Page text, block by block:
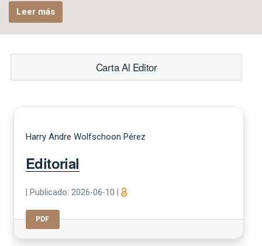
Leer más
Carta Al Editor
Harry Andre Wolfschoon Pérez
Editorial
Publicado: 2026-06-10
PDF